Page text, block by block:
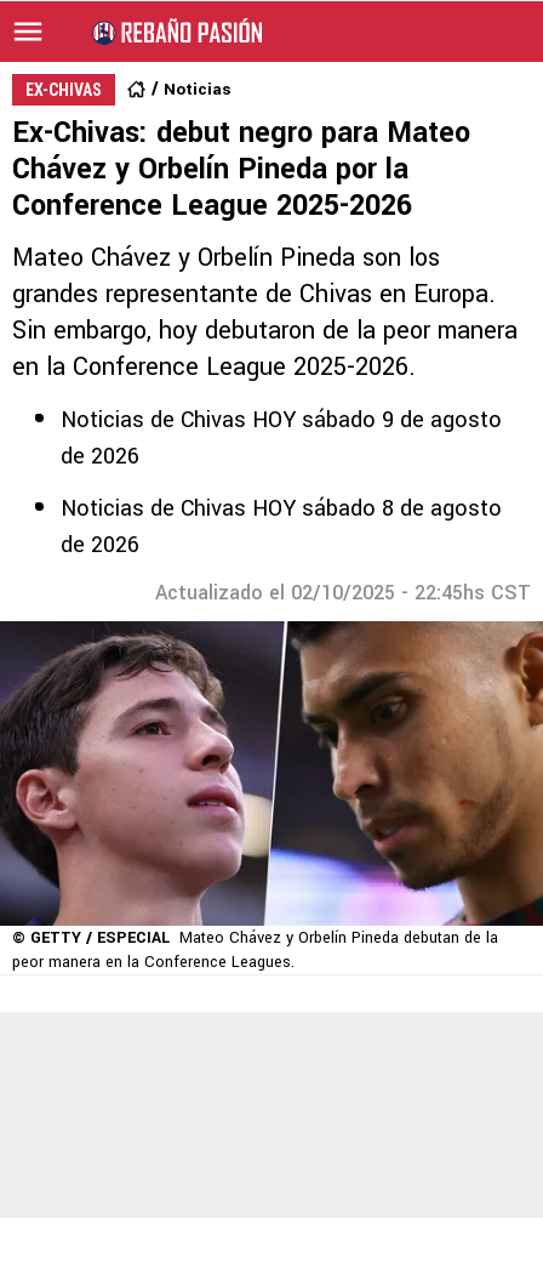
EX-CHIVAS Noticias
Ex-Chivas: debut negro para Mateo
Chávez y Orbelín Pineda por la
Conference League 2025-2026
Mateo Chávez y Orbelín Pineda son los
grandes representante de Chivas en Europa.
Sin embargo, hoy debutaron de la peor manera
en la Conference League 2025-2026.
Noticias de Chivas HOY sábado 9 de agosto
de 2026
Noticias de Chivas HOY sábado 8 de agosto
de 2026
Actualizado el 02/10/2025 - 22:45hs CST
© GETTY / ESPECIAL Mateo Chávez y Orbelín Pineda debutan de la
peor manera en la Conference Leagues.